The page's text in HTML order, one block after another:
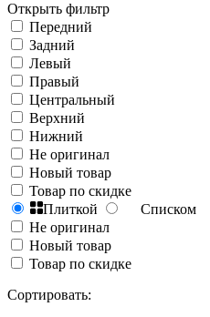
Открыть фильтр
Передний
Задний
Левый
Правый
Центральный
Верхний
Нижний
Не оригинал
Новый товар
Товар по скидке
Плиткой
Списком
Не оригинал
Новый товар
Товар по скидке
Сортировать: